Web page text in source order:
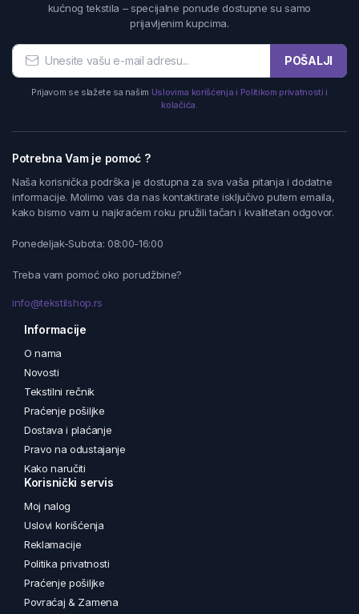
kućnog tekstila – specijalne ponude dostupne su samo
prijavljenim kupcima.
POŠALJI
Prijavom se slažete sa našim Uslovima korišćenja i Politikom privatnosti i
kolačića.
Potrebna Vam je pomoć ?
Naša korisnička podrška je dostupna za sva vaša pitanja i dodatne
informacije. Molimo vas da nas kontaktirate isključivo putem emaila,
kako bismo vam u najkraćem roku pružili tačan i kvalitetan odgovor.
Ponedeljak-Subota: 08:00-16:00
Treba vam pomoć oko porudžbine?
info@tekstilshop.rs
Informacije
O nama
Novosti
Tekstilni rečnik
Praćenje pošiljke
Dostava i plaćanje
Pravo na odustajanje
Kako naručiti
Korisnički servis
Moj nalog
Uslovi korišćenja
Reklamacije
Politika privatnosti
Praćenje pošiljke
Povraćaj & Zamena